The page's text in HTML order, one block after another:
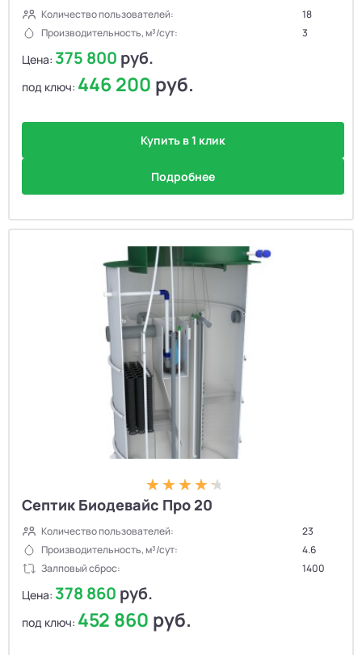
Количество пользователей:
18
Производительность, м³/сут:
3
Цена: 375 800 руб.
под ключ: 446 200 руб.
Купить в 1 клик
Подробнее
Септик Биодевайс Про 20
Количество пользователей:
23
Производительность, м³/сут:
4.6
Залповый сброс:
1400
Цена: 378 860 руб.
под ключ: 452 860 руб.